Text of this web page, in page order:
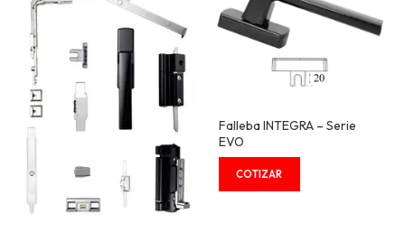
Falleba INTEGRA – Serie
EVO